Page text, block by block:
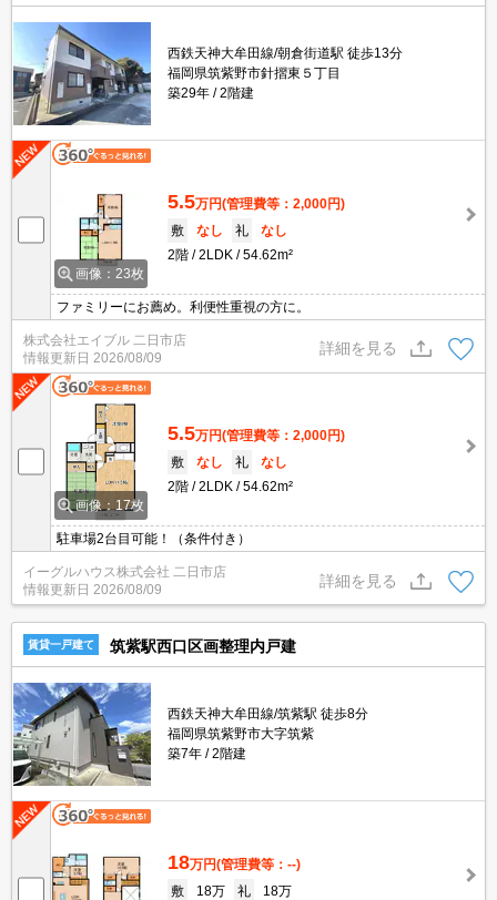
西鉄天神大牟田線/朝倉街道駅 徒歩13分
福岡県筑紫野市針摺東５丁目
築29年
2階建
画像：23枚
5.5万円(管理費等：2,000円)
敷
なし 礼
なし
2階
2LDK 54.62m²
ファミリーにお薦め。利便性重視の方に。
株式会社エイブル 二日市店
情報更新日 2026/08/09
詳細を見る
画像：17枚
5.5万円(管理費等：2,000円)
敷
なし 礼
なし
2階
2LDK 54.62m²
駐車場2台目可能！（条件付き）
イーグルハウス株式会社 二日市店
情報更新日 2026/08/09
詳細を見る
賃貸一戸建て 筑紫駅西口区画整理内戸建
西鉄天神大牟田線/筑紫駅 徒歩8分
福岡県筑紫野市大字筑紫
築7年
2階建
18万円(管理費等：--)
敷
18万 礼
18万